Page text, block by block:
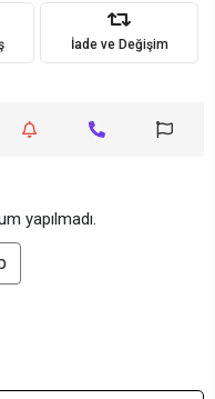
İade ve Değişim
yapılmadı.